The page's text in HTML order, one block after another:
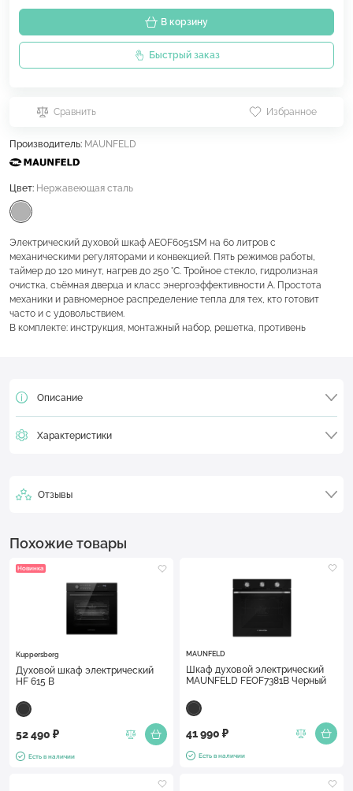
В корзину
Быстрый заказ
Сравнить Избранное
Производитель: MAUNFELD
Цвет: Нержавеющая сталь
Электрический духовой шкаф AEOF6051SM на 60 литров с
механическими регуляторами и конвекцией. Пять режимов работы,
таймер до 120 минут, нагрев до 250 °C. Тройное стекло, гидролизная
очистка, съёмная дверца и класс энергоэффективности A. Простота
механики и равномерное распределение тепла для тех, кто готовит
часто и с удовольствием.
В комплекте: инструкция, монтажный набор, решетка, противень
Описание
Характеристики
Отзывы
Похожие товары
Новинка
Kuppersberg
Духовой шкаф электрический
HF 615 B
52 490 ₽
Есть в наличии
MAUNFELD
Шкаф духовой электрический
MAUNFELD FEOF7381B Черный
41 990 ₽
Есть в наличии